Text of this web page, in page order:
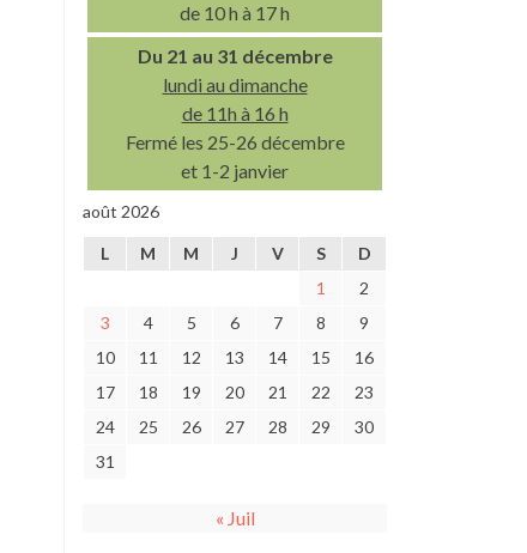
de 10 h à 17 h
Du 21 au 31 décembre
lundi au dimanche
de 11h à 16 h
Fermé les 25-26 décembre
et 1-2 janvier
août 2026
L M M J V S
D
1
2
3
4 5 6 7 8
9
10
11 12 13 14 15
16
17
18 19 20 21 22
23
24
25 26 27 28 29
30
31
« Juil